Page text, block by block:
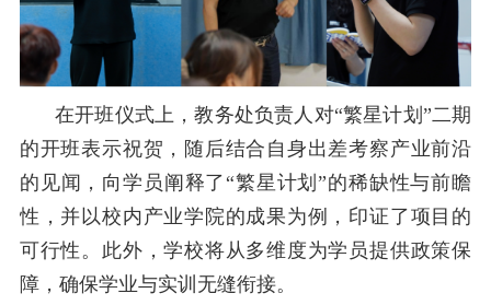
在开班仪式上，教务处负责人对“繁星计划”二期
的开班表示祝贺，随后结合自身出差考察产业前沿
的见闻，向学员阐释了 “繁星计划”的稀缺性与前瞻
性 ， 并以校内产业学院的成果为例，印证了项目的
可行性。 此外，学校将从多维度为学员提供政策保
障，确保学业与实训无缝衔接。